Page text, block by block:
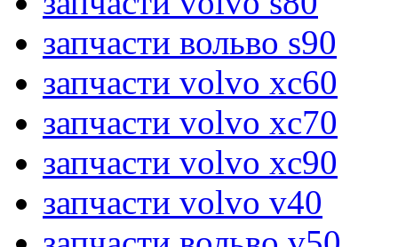
запчасти вольво s90
запчасти volvo xc60
запчасти volvo xc70
запчасти volvo xc90
запчасти volvo v40